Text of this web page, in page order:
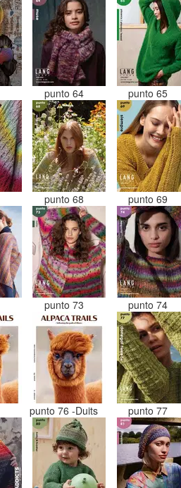
punto 64 punto 65
punto 68 punto 69
punto 73 punto 74
punto 76 -Duits punto 77